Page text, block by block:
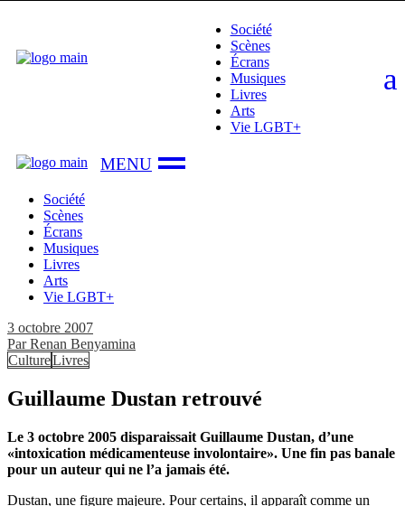
the
content
Société
Scènes
Écrans
Musiques
Livres
Arts
Vie LGBT+
Société
Scènes
Écrans
Musiques
Livres
Arts
Vie LGBT+
3 octobre 2007
ParRenan Benyamina
CultureLivres
Guillaume Dustan retrouvé
Le 3 octobre 2005 disparaissait Guillaume Dustan, d’une
«intoxication médicamenteuse involontaire». Une fin pas banale
pour un auteur qui ne l’a jamais été.
Dustan, une figure majeure. Pour certains, il apparaît comme un